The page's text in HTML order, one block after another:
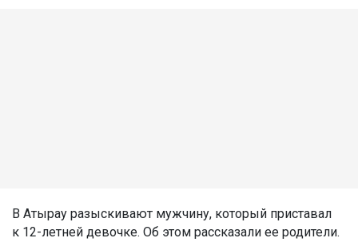
В Атырау разыскивают мужчину, который приставал
к 12-летней девочке. Об этом рассказали ее родители.